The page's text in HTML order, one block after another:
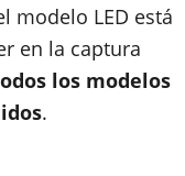
modelo LED está
en la captura
los modelos
.